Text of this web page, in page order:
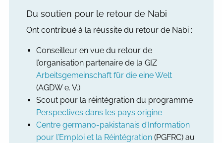
Du soutien pour le retour de Nabi
Ont contribué à la réussite du retour de Nabi :
Conseilleur en vue du retour de
l’organisation partenaire de la GIZ
Arbeitsgemeinschaft für die eine Welt
(AGDW e. V.)
Scout pour la réintégration du programme
Perspectives dans les pays origine
Centre germano-pakistanais d’Information
pour l’Emploi et la Réintégration(PGFRC) au